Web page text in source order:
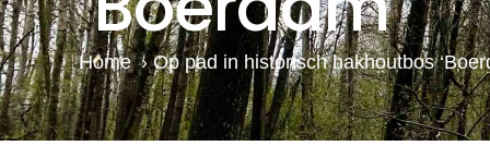
Home › Op pad in historisch hakhoutbos